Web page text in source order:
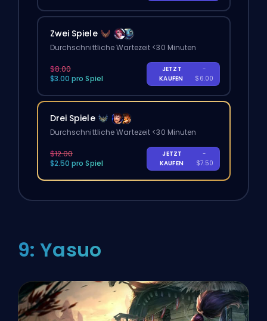
Zwei Spiele
Durchschnittliche Wartezeit <30 Minuten
$8.00
$3.00 pro Spiel
JETZT
KAUFEN
-
$6.00
Drei Spiele
Durchschnittliche Wartezeit <30 Minuten
$12.00
$2.50 pro Spiel
JETZT
KAUFEN
-
$7.50
9: Yasuo